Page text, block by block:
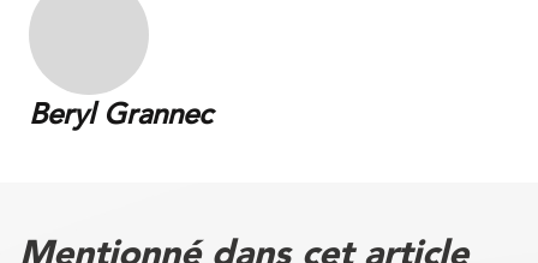
Beryl Grannec
Mentionné dans cet article